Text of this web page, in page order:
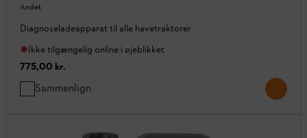
Andet
Diagnoseladeapparat til alle havetraktorer
Ikke tilgængelig online i øjeblikket
775,00 kr.
Sammenlign